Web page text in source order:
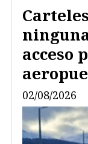
acceso
02/08/2026